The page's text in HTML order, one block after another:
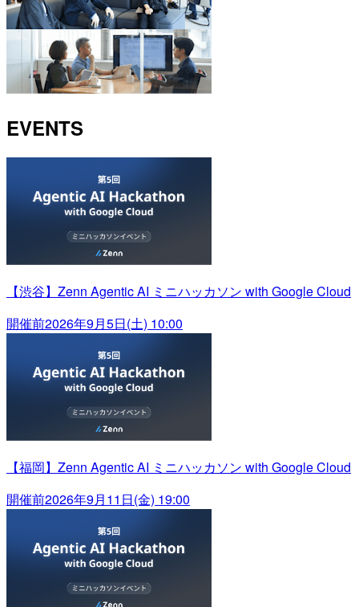
EVENTS
【渋谷】Zenn Agentic AI ミニハッカソン with Google Cloud
開催前2026年9月5日(土) 10:00
【福岡】Zenn Agentic AI ミニハッカソン with Google Cloud
開催前2026年9月11日(金) 19:00